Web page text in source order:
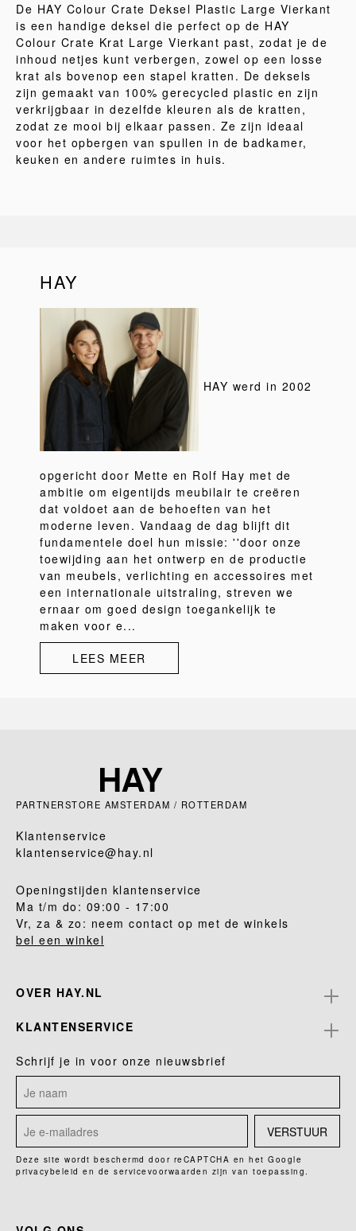
De HAY Colour Crate Deksel Plastic Large Vierkant
is een handige deksel die perfect op de HAY
Colour Crate Krat Large Vierkant past, zodat je de
inhoud netjes kunt verbergen, zowel op een losse
krat als bovenop een stapel kratten. De deksels
zijn gemaakt van 100% gerecycled plastic en zijn
verkrijgbaar in dezelfde kleuren als de kratten,
zodat ze mooi bij elkaar passen. Ze zijn ideaal
voor het opbergen van spullen in de badkamer,
keuken en andere ruimtes in huis.
HAY
HAY werd in 2002
opgericht door Mette en Rolf Hay met de
ambitie om eigentijds meubilair te creëren
dat voldoet aan de behoeften van het
moderne leven. Vandaag de dag blijft dit
fundamentele doel hun missie: ''door onze
toewijding aan het ontwerp en de productie
van meubels, verlichting en accessoires met
een internationale uitstraling, streven we
ernaar om goed design toegankelijk te
maken voor e...
LEES MEER
PARTNERSTORE AMSTERDAM / ROTTERDAM
Klantenservice
klantenservice@hay.nl
Openingstijden klantenservice
Ma t/m do: 09:00 - 17:00
Vr, za & zo: neem contact op met de winkels
bel een winkel
OVER HAY.NL
KLANTENSERVICE
Schrijf je in voor onze nieuwsbrief
VERSTUUR
Deze site wordt beschermd door reCAPTCHA en het Google
privacybeleid en de servicevoorwaarden zijn van toepassing.